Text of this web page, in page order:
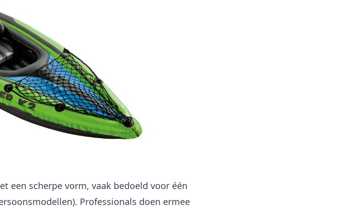
een scherpe vorm, vaak bedoeld voor één
Professionals doen ermee